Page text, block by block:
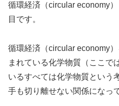
循環経済（circular economy
目です。
循環経済（circular economy
まれている化学物質（ここで
いるすべては化学物質という
手も切り離せない関係になっ